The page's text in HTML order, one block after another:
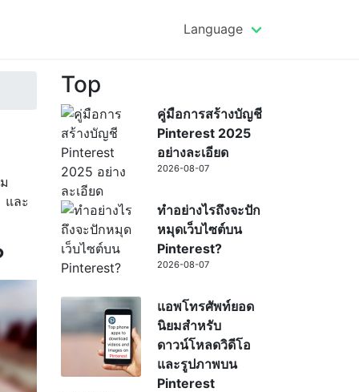
Language
และ
Top
คู่มือการสร้างบัญชี
Pinterest 2025
อย่างละเอียด
2026-08-07
ทำอย่างไรถึงจะปัก
หมุดเว็บไซต์บน
Pinterest?
2026-08-07
แอพโทรศัพท์ยอด
นิยมสำหรับ
ดาวน์โหลดวิดีโอ
และรูปภาพบน
Pinterest